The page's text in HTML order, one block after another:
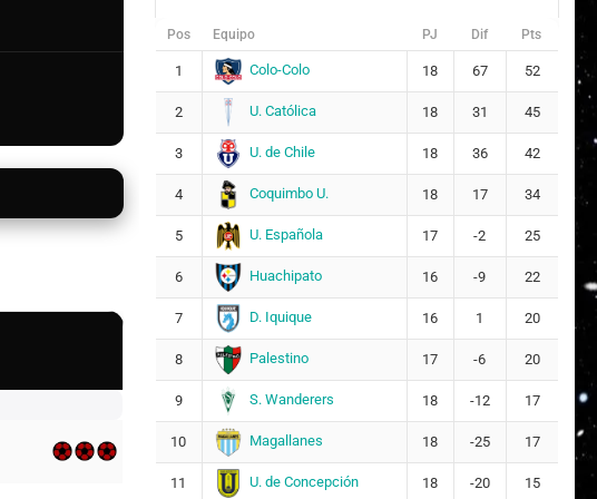
Pos Equipo PJ Dif Pts
1 Colo-Colo 18 67 52
2 U. Católica 18 31 45
3 U. de Chile 18 36 42
4 Coquimbo U. 18 17 34
5 U. Española 17 -2 25
6 Huachipato 16 -9 22
7 D. Iquique 16 1 20
8 Palestino 17 -6 20
9 S. Wanderers 18 -12 17
10 Magallanes 18 -25 17
11 U. de Concepción 18 -20 15